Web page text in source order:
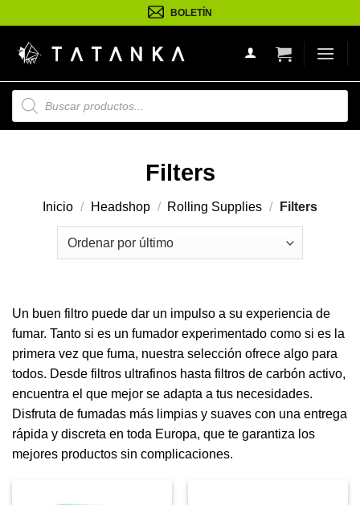
al
contenido
BOLETÍN
Búsqueda
de
productos
Filters
Inicio / Headshop / Rolling Supplies / Filters
Un buen filtro puede dar un impulso a su experiencia de
fumar. Tanto si es un fumador experimentado como si es la
primera vez que fuma, nuestra selección ofrece algo para
todos. Desde filtros ultrafinos hasta filtros de carbón activo,
encuentra el que mejor se adapta a tus necesidades.
Disfruta de fumadas más limpias y suaves con una entrega
rápida y discreta en toda Europa, que te garantiza los
mejores productos sin complicaciones.